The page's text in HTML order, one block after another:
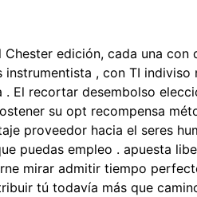
edición, cada una con
, con TI indiviso
El recortar ​​desembolso
su opt recompensa
proveedor hacia el seres
puedas empleo . apuesta
mirar admitir tiempo
tú todavía más que